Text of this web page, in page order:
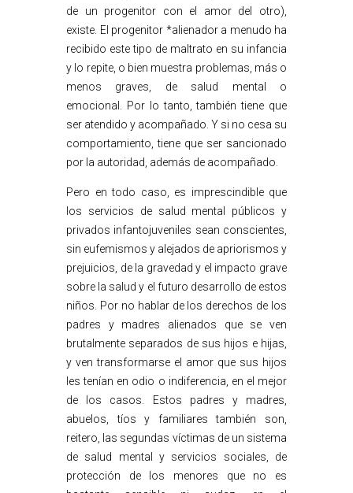
de un progenitor con el amor del otro),
existe. El progenitor *alienador a menudo ha
recibido este tipo de maltrato en su infancia
y lo repite, o bien muestra problemas, más o
menos graves, de salud mental o
emocional. Por lo tanto, también tiene que
ser atendido y acompañado. Y si no cesa su
comportamiento, tiene que ser sancionado
por la autoridad, además de acompañado.
Pero en todo caso, es imprescindible que
los servicios de salud mental públicos y
privados infantojuveniles sean conscientes,
sin eufemismos y alejados de apriorismos y
prejuicios, de la gravedad y el impacto grave
sobre la salud y el futuro desarrollo de estos
niños. Por no hablar de los derechos de los
padres y madres alienados que se ven
brutalmente separados de sus hijos e hijas,
y ven transformarse el amor que sus hijos
les tenían en odio o indiferencia, en el mejor
de los casos. Estos padres y madres,
abuelos, tíos y familiares también son,
reitero, las segundas víctimas de un sistema
de salud mental y servicios sociales, de
protección de los menores que no es